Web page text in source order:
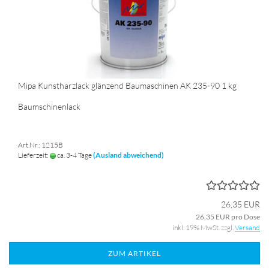
Mipa Kunstharzlack glänzend Baumaschinen AK 235-90 1 kg
Baumschinenlack
Art.Nr.: 1215B
Lieferzeit:
ca. 3-4 Tage(Ausland abweichend)
26,35 EUR
26,35 EUR pro Dose
inkl. 19% MwSt. zzgl.Versand
ZUM ARTIKEL